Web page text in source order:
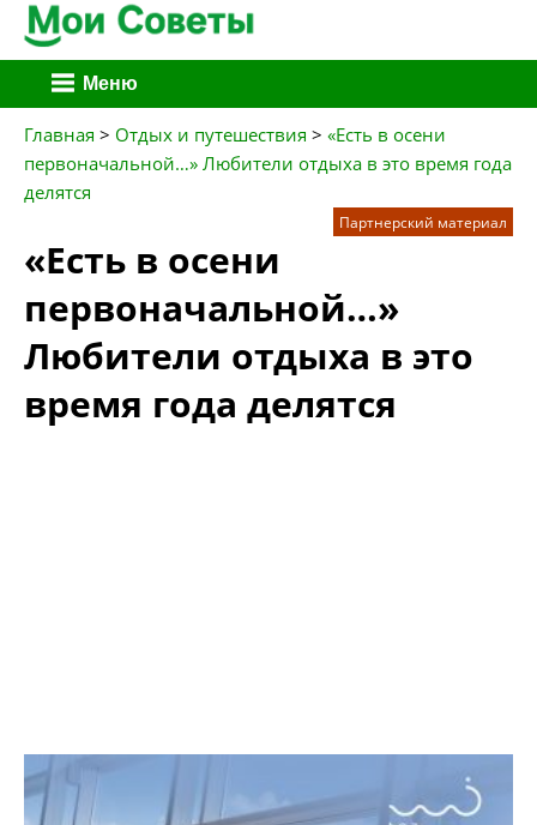
Перейти
к
содержимому
Меню
Главная > Отдых и путешествия > «Есть в осени
первоначальной…» Любители отдыха в это время года
делятся
Партнерский материал
«Есть в осени
первоначальной…»
Любители отдыха в это
время года делятся